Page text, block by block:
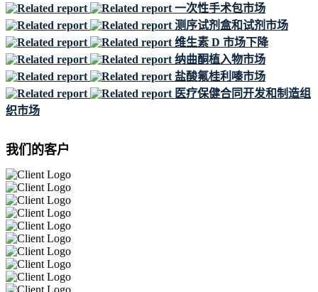
一次性手术包市场
测序试剂盒和试剂市场
维生素 D 市场下降
纳曲酮植入物市场
盐酸氟桂利嗪市场
医疗保健合同开发和制造组
织市场
我们的客户